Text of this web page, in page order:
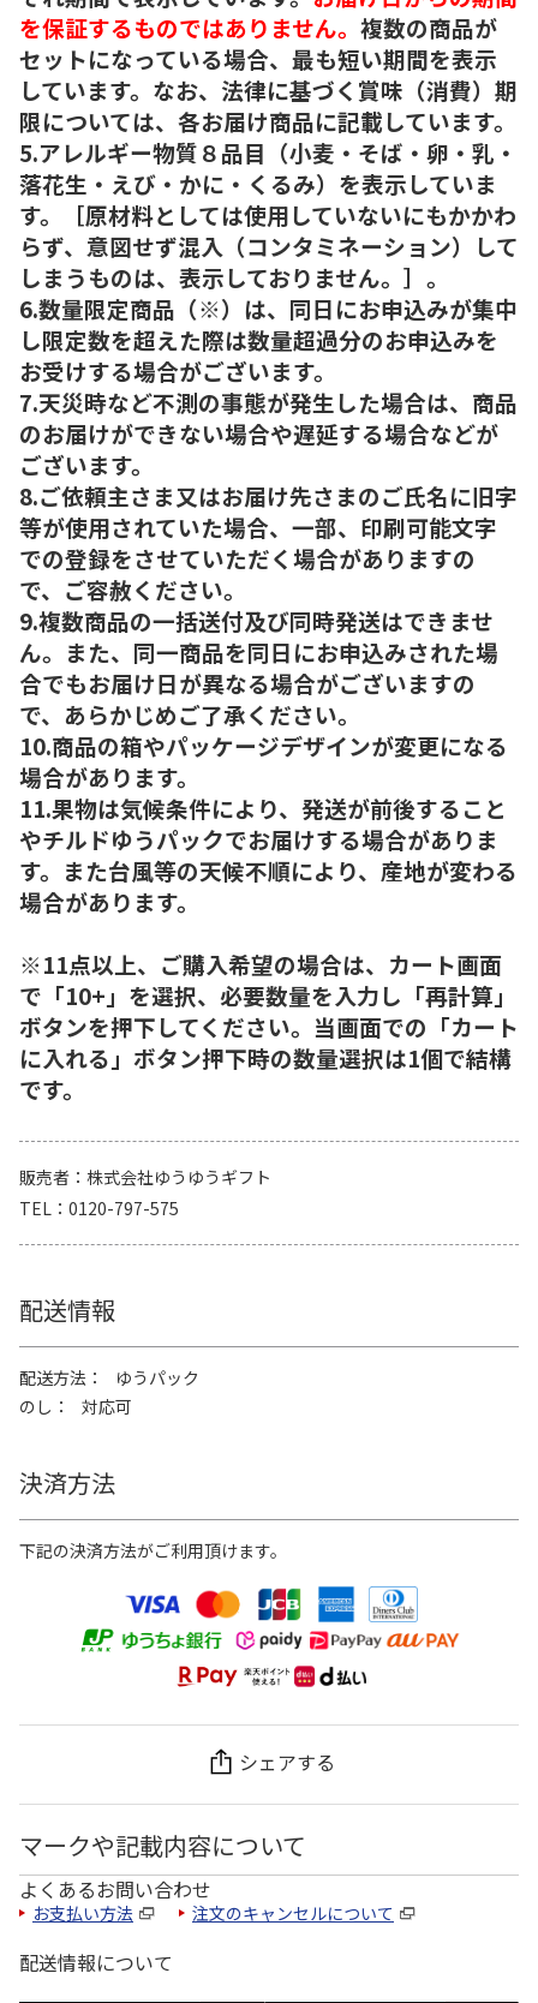
を保証するものではありません。 複数の商品が
セットになっている場合、最も短い期間を表示
しています。なお、法律に基づく賞味（消費）期
限については、各お届け商品に記載しています。
5.アレルギー物質８品目（小麦・そば・卵・乳・
落花生・えび・かに・くるみ）を表示していま
す。［原材料としては使用していないにもかかわ
らず、意図せず混入（コンタミネーション）して
しまうものは、表示しておりません。］。
6.数量限定商品（※）は、同日にお申込みが集中
し限定数を超えた際は数量超過分のお申込みを
お受けする場合がございます。
7.天災時など不測の事態が発生した場合は、商品
のお届けができない場合や遅延する場合などが
ございます。
8.ご依頼主さま又はお届け先さまのご氏名に旧字
等が使用されていた場合、一部、印刷可能文字
での登録をさせていただく場合がありますの
で、ご容赦ください。
9.複数商品の一括送付及び同時発送はできませ
ん。また、同一商品を同日にお申込みされた場
合でもお届け日が異なる場合がございますの
で、あらかじめご了承ください。
10.商品の箱やパッケージデザインが変更になる
場合があります。
11.果物は気候条件により、発送が前後すること
やチルドゆうパックでお届けする場合がありま
す。また台風等の天候不順により、産地が変わる
場合があります。
※11点以上、ご購入希望の場合は、カート画面
で「10+」を選択、必要数量を入力し「再計算」
ボタンを押下してください。当画面での「カート
に入れる」ボタン押下時の数量選択は1個で結構
です。
販売者
株式会社ゆうゆうギフト
TEL
0120-797-575
配送情報
配送方法
ゆうパック
のし
対応可
決済方法
下記の決済方法がご利用頂けます。
シェアする
マークや記載内容について
よくあるお問い合わせ
お支払い方法 注文のキャンセルについて
配送情報について